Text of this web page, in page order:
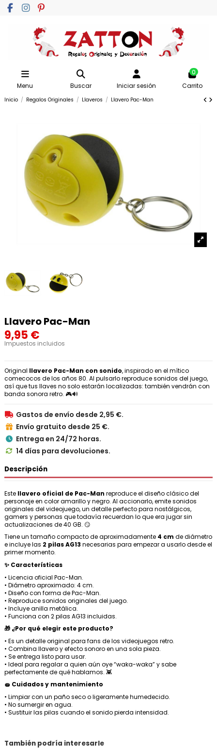
Menu Buscar Iniciar sesión
0
Carrito
Inicio Regalos Originales Llaveros Llavero Pac-Man
Llavero Pac-Man
9,95 €
Impuestos incluidos
Original llavero Pac-Man con sonido, inspirado en el mítico
comecocos de los años 80. Al pulsarlo reproduce sonidos del juego,
así que tus llaves no solo estarán localizadas: también vendrán con
banda sonora retro. 🎮🔊
 Gastos de envío desde 2,95 €.
 Envío gratuito desde 25 €.
 Entrega en 24/72 horas.
 14 días para devoluciones.
Descripción
Este llavero oficial de Pac-Man reproduce el diseño clásico del
personaje en color amarillo y negro. Al accionarlo, emite sonidos
originales del videojuego, un detalle perfecto para nostálgicos,
gamers y personas que todavía recuerdan lo que era jugar sin
actualizaciones de 40 GB. 😏
Tiene un tamaño compacto de aproximadamente 4 cm de diámetro
e incluye las 2 pilas AG13 necesarias para empezar a usarlo desde el
primer momento.
✨ Características
• Licencia oficial Pac-Man.
• Diámetro aproximado: 4 cm.
• Diseño con forma de Pac-Man.
• Reproduce sonidos originales del juego.
• Incluye anilla metálica.
• Funciona con 2 pilas AG13 incluidas.
🎁 ¿Por qué elegir este producto?
• Es un detalle original para fans de los videojuegos retro.
• Combina llavero y efecto sonoro en una sola pieza.
• Se entrega listo para usar.
• Ideal para regalar a quien aún oye “waka-waka” y sabe
perfectamente de qué hablamos. 👾
🧽 Cuidados y mantenimiento
• Limpiar con un paño seco o ligeramente humedecido.
• No sumergir en agua.
• Sustituir las pilas cuando el sonido pierda intensidad.
También podría interesarle